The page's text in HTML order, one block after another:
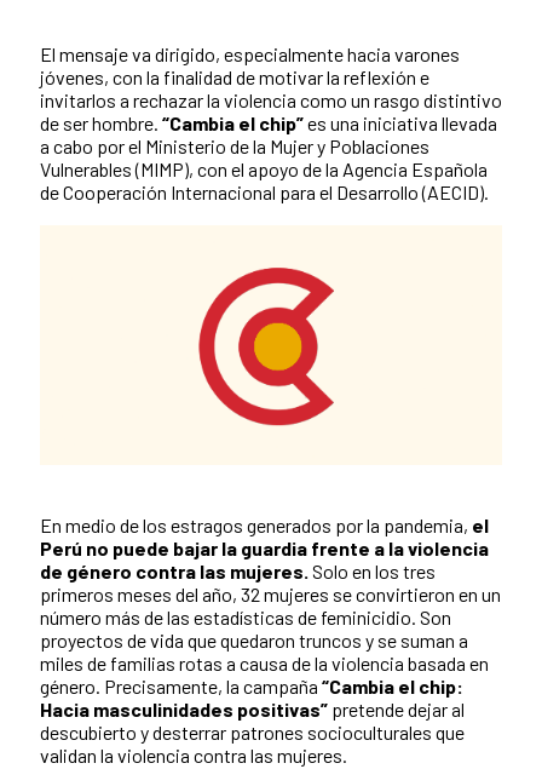
El mensaje va dirigido, especialmente hacia varones
jóvenes, con la finalidad de motivar la reflexión e
invitarlos a rechazar la violencia como un rasgo distintivo
de ser hombre. “Cambia el chip”es una iniciativa llevada
a cabo por el Ministerio de la Mujer y Poblaciones
Vulnerables (MIMP), con el apoyo de la Agencia Española
de Cooperación Internacional para el Desarrollo (AECID).
News content
En medio de los estragos generados por la pandemia, el
Perú no puede bajar la guardia frente a la violencia
de género contra las mujeres. Solo en los tres
primeros meses del año, 32 mujeres se convirtieron en un
número más de las estadísticas de feminicidio. Son
proyectos de vida que quedaron truncos y se suman a
miles de familias rotas a causa de la violencia basada en
género. Precisamente, la campaña “Cambia el chip:
Hacia masculinidades positivas” pretende dejar al
descubierto y desterrar patrones socioculturales que
validan la violencia contra las mujeres.